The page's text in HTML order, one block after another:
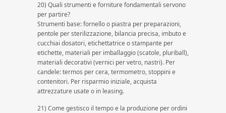
20) Quali strumenti e forniture fondamentali servono
per partire?
Strumenti base: fornello o piastra per preparazioni,
pentole per sterilizzazione, bilancia precisa, imbuto e
cucchiai dosatori, etichettatrice o stampante per
etichette, materiali per imballaggio (scatole, pluriball),
materiali decorativi (vernici per vetro, nastri). Per
candele: termos per cera, termometro, stoppini e
contenitori. Per risparmio iniziale, acquista
attrezzature usate o in leasing.
21) Come gestisco il tempo e la produzione per ordini